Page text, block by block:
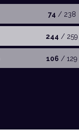
74 / 238
244 / 259
106 / 129